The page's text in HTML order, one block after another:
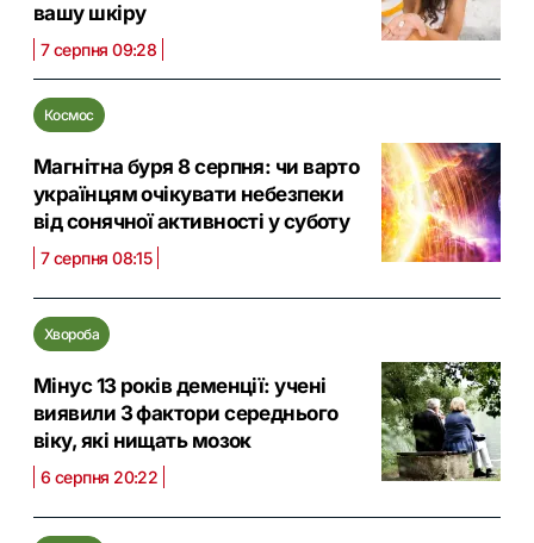
вашу шкіру
7 серпня 09:28
Космос
Магнітна буря 8 серпня: чи варто
українцям очікувати небезпеки
від сонячної активності у суботу
7 серпня 08:15
Хвороба
Мінус 13 років деменції: учені
виявили 3 фактори середнього
віку, які нищать мозок
6 серпня 20:22